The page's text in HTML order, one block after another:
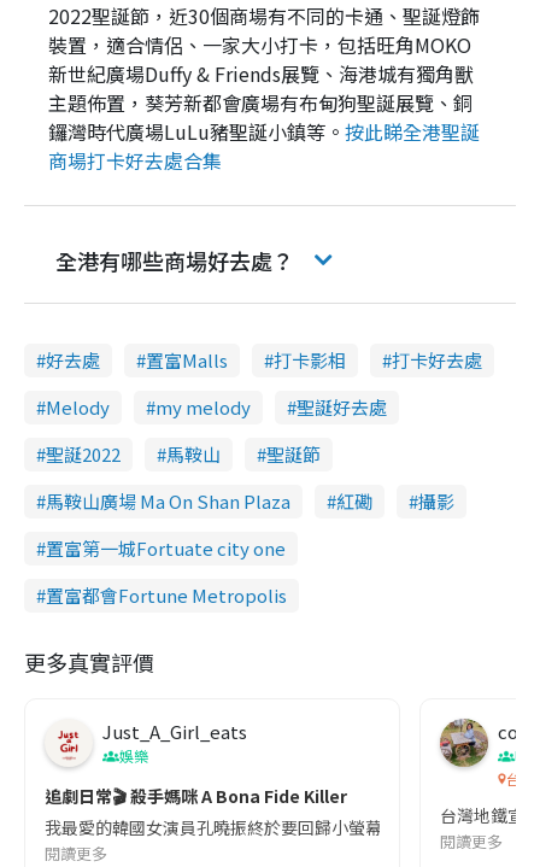
2022聖誕節，近30個商場有不同的卡通、聖誕燈飾
裝置，適合情侶、一家大小打卡，包括旺角MOKO
新世紀廣場Duffy & Friends展覽、海港城有獨角獸
主題佈置，葵芳新都會廣場有布甸狗聖誕展覽、銅
鑼灣時代廣場LuLu豬聖誕小鎮等。 按此睇全港聖誕
商場打卡好去處合集
全港有哪些商場好去處？
好去處 置富Malls 打卡影相
打卡好去處
Melody
my melody
聖誕好去處
聖誕2022
馬鞍山
聖誕節
馬鞍山廣場 Ma On Shan Plaza
紅磡
攝影
置富第一城Fortuate city one
置富都會Fortune Metropolis
更多真實評價
Just_A_Girl_eats
娛樂
追劇日常🎬 殺手媽咪 A Bona Fide Killer
我最愛的韓國女演員孔曉振終於要回歸小螢幕啦!這次的劇本改編
閱讀更多
co
吹
台灣
台灣地鐵宣
閱讀更多